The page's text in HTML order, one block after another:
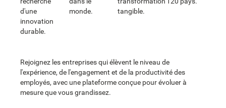
d'une
innovation
durable.
monde.
tangible.
Rejoignez les entreprises qui élèvent le niveau de
l'expérience, de l'engagement et de la productivité des
employés, avec une plateforme conçue pour évoluer à
mesure que vous grandissez.